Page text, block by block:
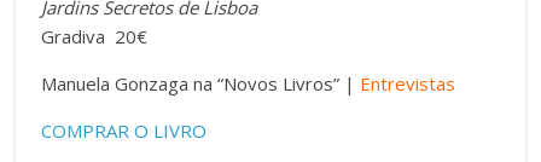
Jardins Secretos de Lisboa
Gradiva 20€
Manuela Gonzaga na “Novos Livros” | Entrevistas
COMPRAR O LIVRO